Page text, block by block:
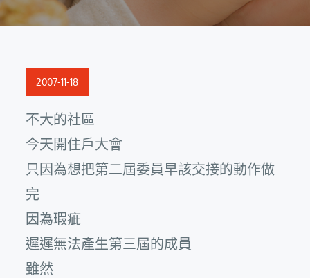
Posted
2007-11-18
不大的社區
今天開住戶大會
只因為想把第二屆委員早該交接的動作做
完
因為瑕疵
遲遲無法產生第三屆的成員
雖然